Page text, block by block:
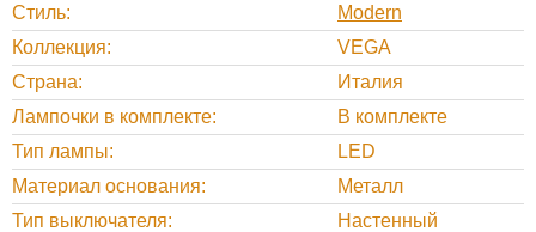
Стиль
Modern
Коллекция
VEGA
Страна
Италия
Лампочки в комплекте
В комплекте
Тип лампы
LED
Материал основания
Металл
Тип выключателя
Настенный